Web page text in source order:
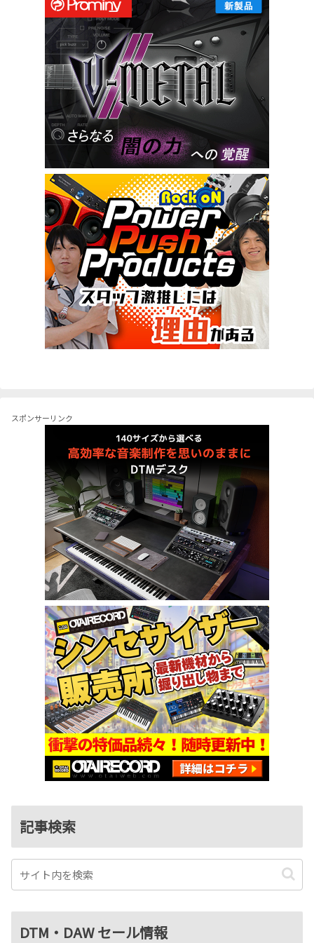
スポンサーリンク
記事検索
DTM・DAW セール情報